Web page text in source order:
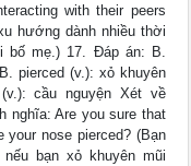
with their peers
hướng dành nhiều thời
mẹ.) 17. Đáp án: B.
pierced (v.): xỏ khuyên
cầu nguyện Xét về
nghĩa: Are you sure that
your nose pierced? (Bạn
bạn xỏ khuyên mũi